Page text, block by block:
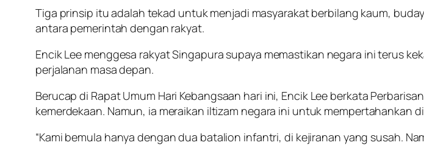
Tiga prinsip itu adalah tekad untuk menjadi masyarakat berbilang kaum,
antara pemerintah dengan rakyat.
Encik Lee menggesa rakyat Singapura supaya memastikan negara ini terus
perjalanan masa depan.
Berucap di Rapat Umum Hari Kebangsaan hari ini, Encik Lee berkata
kemerdekaan. Namun, ia meraikan iltizam negara ini untuk mempertahankan
“Kami bemula hanya dengan dua batalion infantri, di kejiranan yang susah.